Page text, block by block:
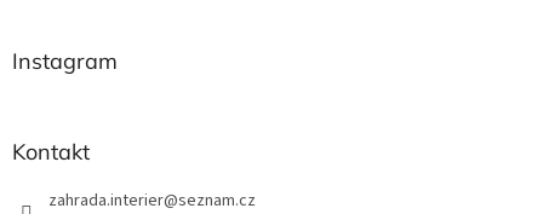
Instagram
Kontakt
zahrada.interier@seznam.cz